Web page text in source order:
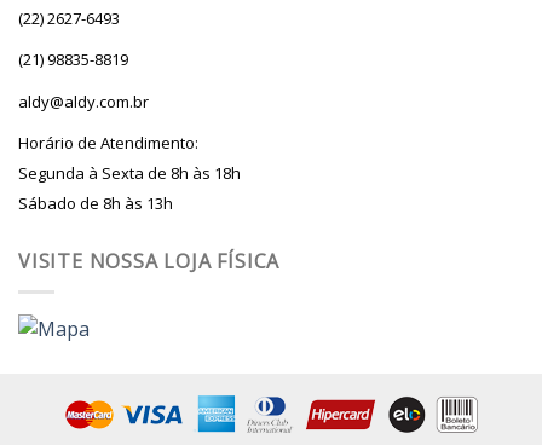
(22) 2627-6493
(21) 98835-8819
aldy@aldy.com.br
Horário de Atendimento:
Segunda à Sexta de 8h às 18h
Sábado de 8h às 13h
VISITE NOSSA LOJA FÍSICA